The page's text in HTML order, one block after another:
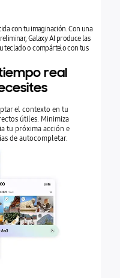
con tu imaginación. Con una
Galaxy AI produce las
teclado o compártelo con tus
real
el contexto en tu
útiles. Minimiza
tu próxima acción e
de autocompletar.